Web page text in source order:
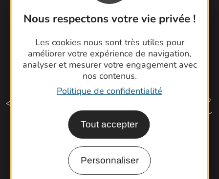
Nous respectons votre vie privée !
Les cookies nous sont très utiles pour
améliorer votre expérience de navigation,
analyser et mesurer votre engagement avec
nos contenus.
Politique de confidentialité
Tout accepter
Personnaliser
Comment venir ?